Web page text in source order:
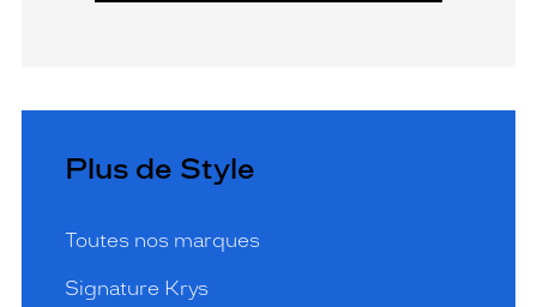
Plus de Style
Toutes nos marques
Signature Krys